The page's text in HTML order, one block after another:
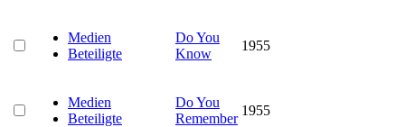
Medien
Beteiligte
Do You
Know
1955
Medien
Beteiligte
Do You
Remember
1955